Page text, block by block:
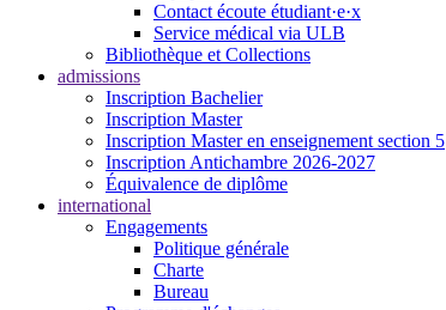
Contact écoute étudiant·e·x
Service médical via ULB
Bibliothèque et Collections
admissions
Inscription Bachelier
Inscription Master
Inscription Master en enseignement section 5
Inscription Antichambre 2026-2027
Équivalence de diplôme
international
Engagements
Politique générale
Charte
Bureau